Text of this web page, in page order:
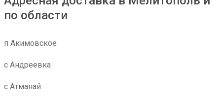
по области
п Акимовское
с Андреевка
с Атманай